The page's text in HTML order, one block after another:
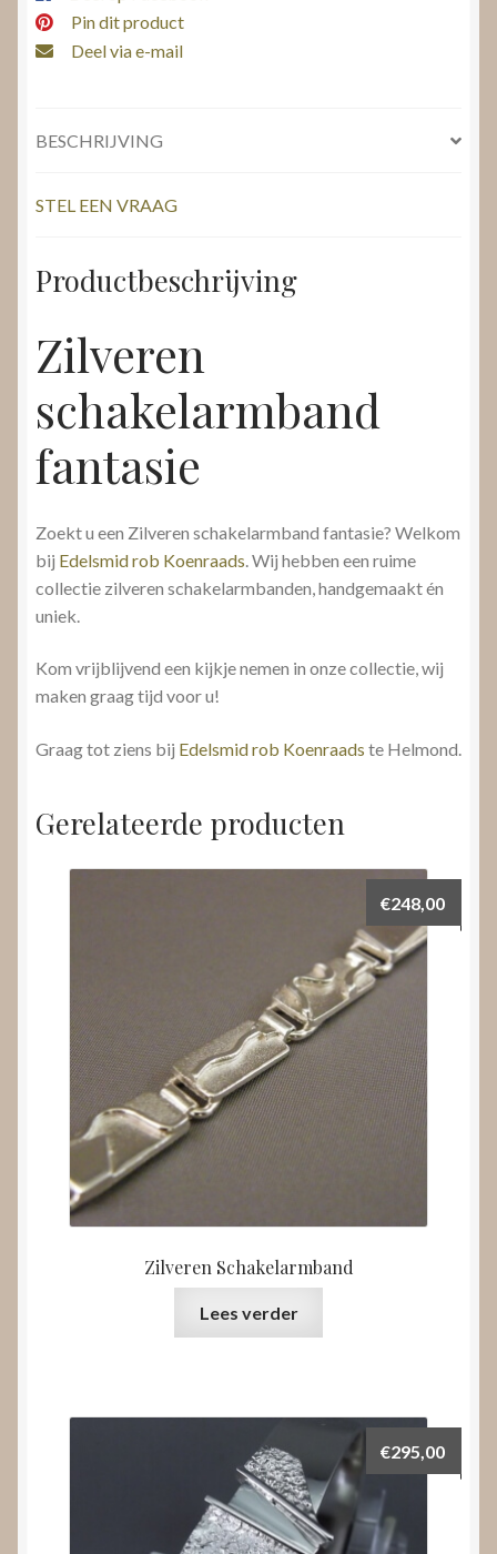
Pin dit product
Deel via e-mail
BESCHRIJVING
STEL EEN VRAAG
Productbeschrijving
Zilveren
schakelarmband
fantasie
Zoekt u een Zilveren schakelarmband fantasie? Welkom
bij Edelsmid rob Koenraads . Wij hebben een ruime
collectie zilveren schakelarmbanden, handgemaakt én
uniek.
Kom vrijblijvend een kijkje nemen in onze collectie, wij
maken graag tijd voor u!
Graag tot ziens bij Edelsmid rob Koenraads te Helmond.
Gerelateerde producten
Zilveren Schakelarmband
€248,00
Lees verder
€295,00